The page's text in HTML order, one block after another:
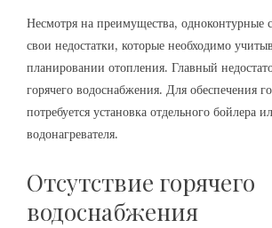
Несмотря на преимущества, одноконтурные
свои недостатки, которые необходимо
планировании отопления. Главный
горячего водоснабжения. Для обеспечения
потребуется установка отдельного бойлера
водонагревателя.
Отсутствие горячего
водоснабжения